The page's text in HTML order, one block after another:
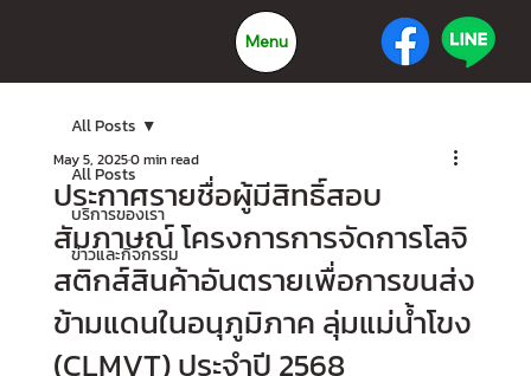
Menu
All Posts
บริการของเรา
ข่าวและกิจกรรม
All Posts
ประกาศรายชื่อผู้มีสิทธิ์สอบ
สัมภาษณ์ โครงการการจัดการโลจิ
สติกส์สินค้าอันตรายเพื่อการขนส่ง
ข้ามแดนในอนุภูมิภาค ลุ่มแม่น้ำโขง
(CLMVT) ประจำปี 2568
May 5, 20250 min read